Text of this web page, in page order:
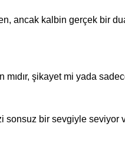
şikayet mi yada